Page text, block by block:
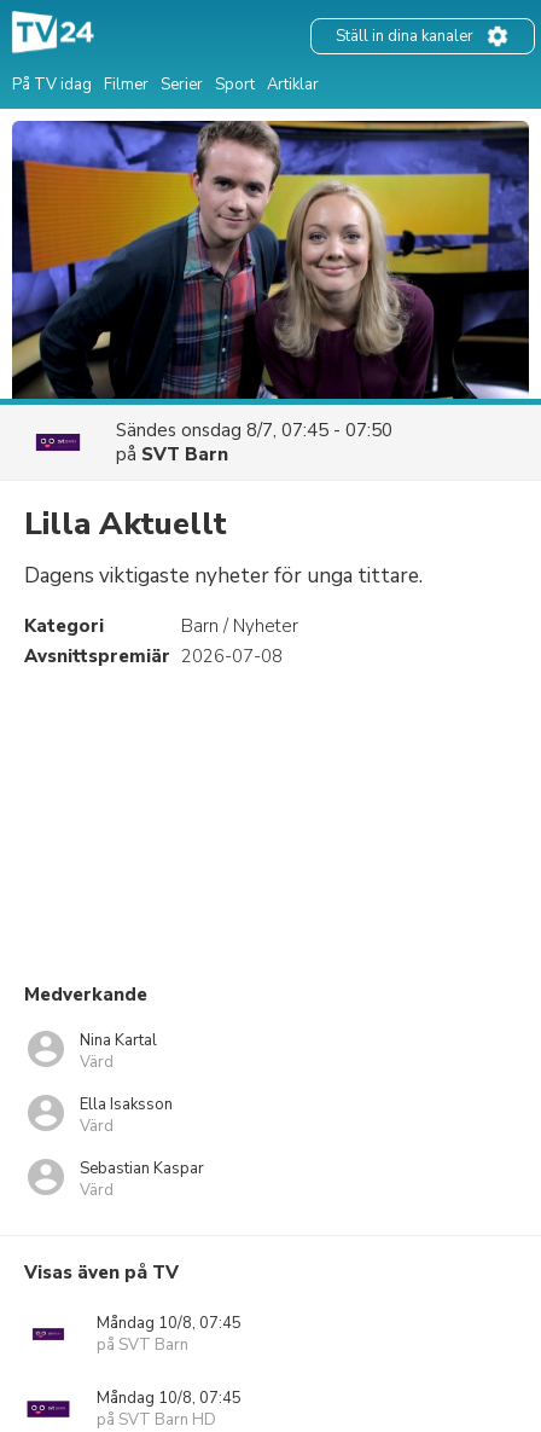
På TV idag Filmer Serier Sport Artiklar
Ställ in dina kanaler
Sändes onsdag 8/7, 07:45 - 07:50
på SVT Barn
Lilla Aktuellt
Dagens viktigaste nyheter för unga tittare.
Kategori
Barn / Nyheter
Avsnittspremiär 2026-07-08
Medverkande
Nina Kartal
Värd
Ella Isaksson
Värd
Sebastian Kaspar
Värd
Visas även på TV
Måndag 10/8, 07:45
på SVT Barn
Måndag 10/8, 07:45
på SVT Barn HD